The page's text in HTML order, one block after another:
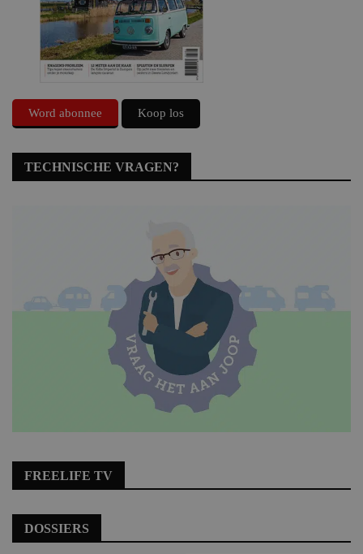
Word abonnee Koop los
TECHNISCHE VRAGEN?
FREELIFE TV
DOSSIERS